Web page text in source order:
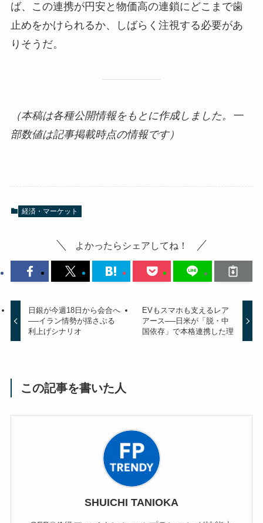
ば、この連携が円安と物価高の連鎖にどこまで歯
止めをかけられるか、しばらく注視する必要があ
りそうだ。
（本稿は各種公開情報をもとに作成しました。一
部数値は記事掲載時点の情報です）
経済・マーケット
よかったらシェアしてね！
日銀が今週18日から会合へ
──イラン情勢が揺さぶる
利上げシナリオ
EVもスマホも支えるレア
アース──日米が「脱・中
国依存」で本格連携した理
この記事を書いた人
SHUICHI TANIOKA